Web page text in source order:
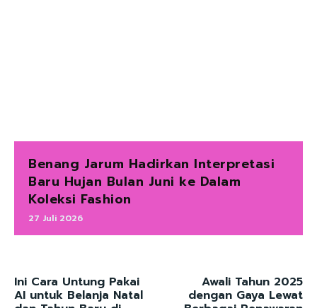
Benang Jarum Hadirkan Interpretasi
Baru Hujan Bulan Juni ke Dalam
Koleksi Fashion
27 Juli 2026
Ini Cara Untung Pakai
AI untuk Belanja Natal
Awali Tahun 2025
dengan Gaya Lewat